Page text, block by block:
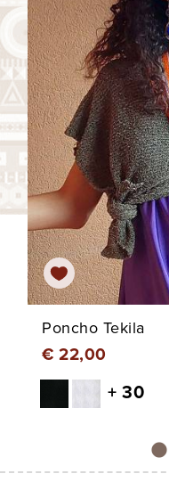
Poncho Tekila
€ 22,00
+ 30